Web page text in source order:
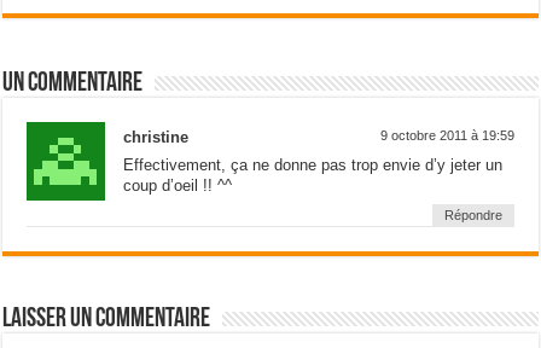
Un commentaire
christine 9 octobre 2011 à 19:59
Effectivement, ça ne donne pas trop envie d’y jeter un
coup d’oeil !! ^^
Répondre
Laisser un commentaire